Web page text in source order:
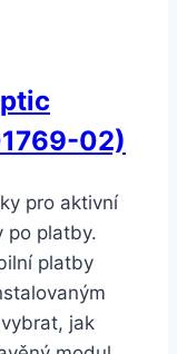
02)
pro aktivní
po platby.
platby
jak